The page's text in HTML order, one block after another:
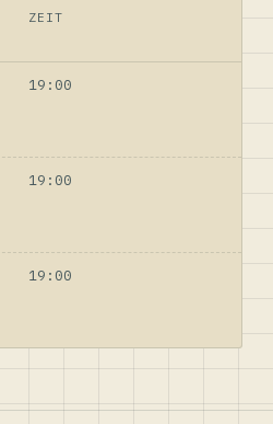
ZEIT
19:00
19:00
19:00